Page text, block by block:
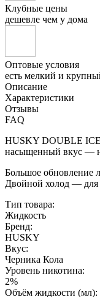
Клубные цены
дешевле чем у дома
Оптовые условия
есть мелкий и
Описание
Характеристики
Отзывы
FAQ
HUSKY DOUBLE ICE
насыщенный вкус —
Большое
Двойной холод — для
Тип товара:
Жидкость
Бренд:
HUSKY
Вкус:
Черника Кола
Уровень никотина:
2%
Объём жидкости (мл):